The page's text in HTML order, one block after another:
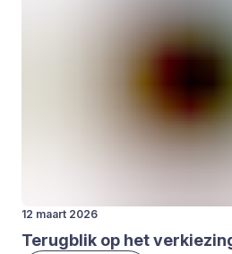
12 maart 2026
Terug­blik op het